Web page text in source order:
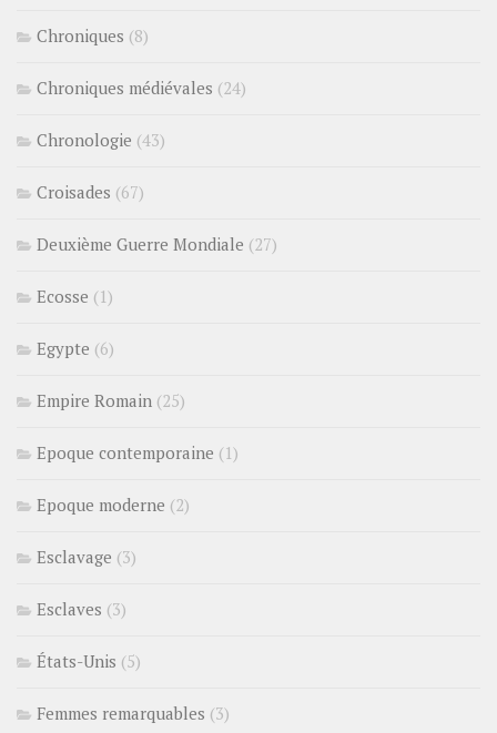
Chroniques (8)
Chroniques médiévales (24)
Chronologie (43)
Croisades (67)
Deuxième Guerre Mondiale (27)
Ecosse (1)
Egypte (6)
Empire Romain (25)
Epoque contemporaine (1)
Epoque moderne (2)
Esclavage (3)
Esclaves (3)
États-Unis (5)
Femmes remarquables (3)